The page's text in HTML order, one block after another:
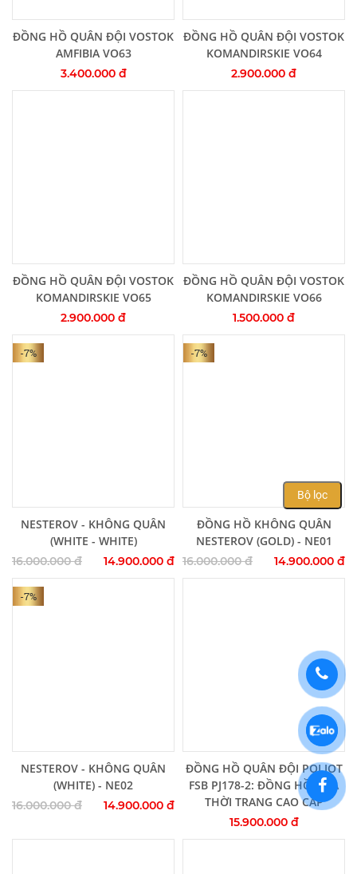
Thêm vào giỏ hàng
ĐỒNG HỒ QUÂN ĐỘI VOSTOK
AMFIBIA VO63
3.400.000 đ
Thêm vào giỏ hàng
ĐỒNG HỒ QUÂN ĐỘI VOSTOK
KOMANDIRSKIE VO64
2.900.000 đ
Thêm vào giỏ hàng
ĐỒNG HỒ QUÂN ĐỘI VOSTOK
KOMANDIRSKIE VO65
2.900.000 đ
Thêm vào giỏ hàng
ĐỒNG HỒ QUÂN ĐỘI VOSTOK
KOMANDIRSKIE VO66
1.500.000 đ
-7%
Thêm vào giỏ hàng
NESTEROV - KHÔNG QUÂN
(WHITE - WHITE)
16.000.000 đ 14.900.000 đ
-7%
Thêm vào giỏ hàng
ĐỒNG HỒ KHÔNG QUÂN
NESTEROV (GOLD) - NE01
16.000.000 đ 14.900.000 đ
-7%
Thêm vào giỏ hàng
NESTEROV - KHÔNG QUÂN
(WHITE) - NE02
16.000.000 đ 14.900.000 đ
Thêm vào giỏ hàng
ĐỒNG HỒ QUÂN ĐỘI POLJOT
FSB PJ178-2: ĐỒNG HỒ NGA
THỜI TRANG CAO CẤP
15.900.000 đ
Bộ lọc